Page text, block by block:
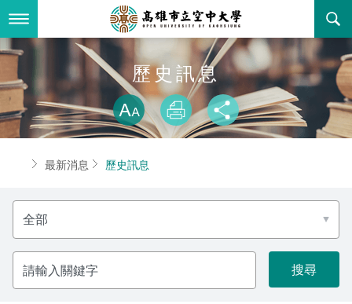
到
要
內最新消息
全部公告
教務公告
學系公告
行政公告
活動研習
招標徵才
關於本校
空大簡介
立案證明
空大校史
空大有利的學習條件
組織架構
本校位置
空大校刊
資訊圖像化專區
校內分機(pdf)
行政單位
行政單位簡介
我們的校長
校長室
教務處註冊組
學術單位
學術單位簡介
通識教育中心
工商管理學系
主題網站
其他好站
國內外開放課程
校務資訊
招生資訊 EN
歷史訊息
略過字型切
放大
列印 分享
首頁最新消息 歷史訊息
分
類
名
稱
請
輸
入
關